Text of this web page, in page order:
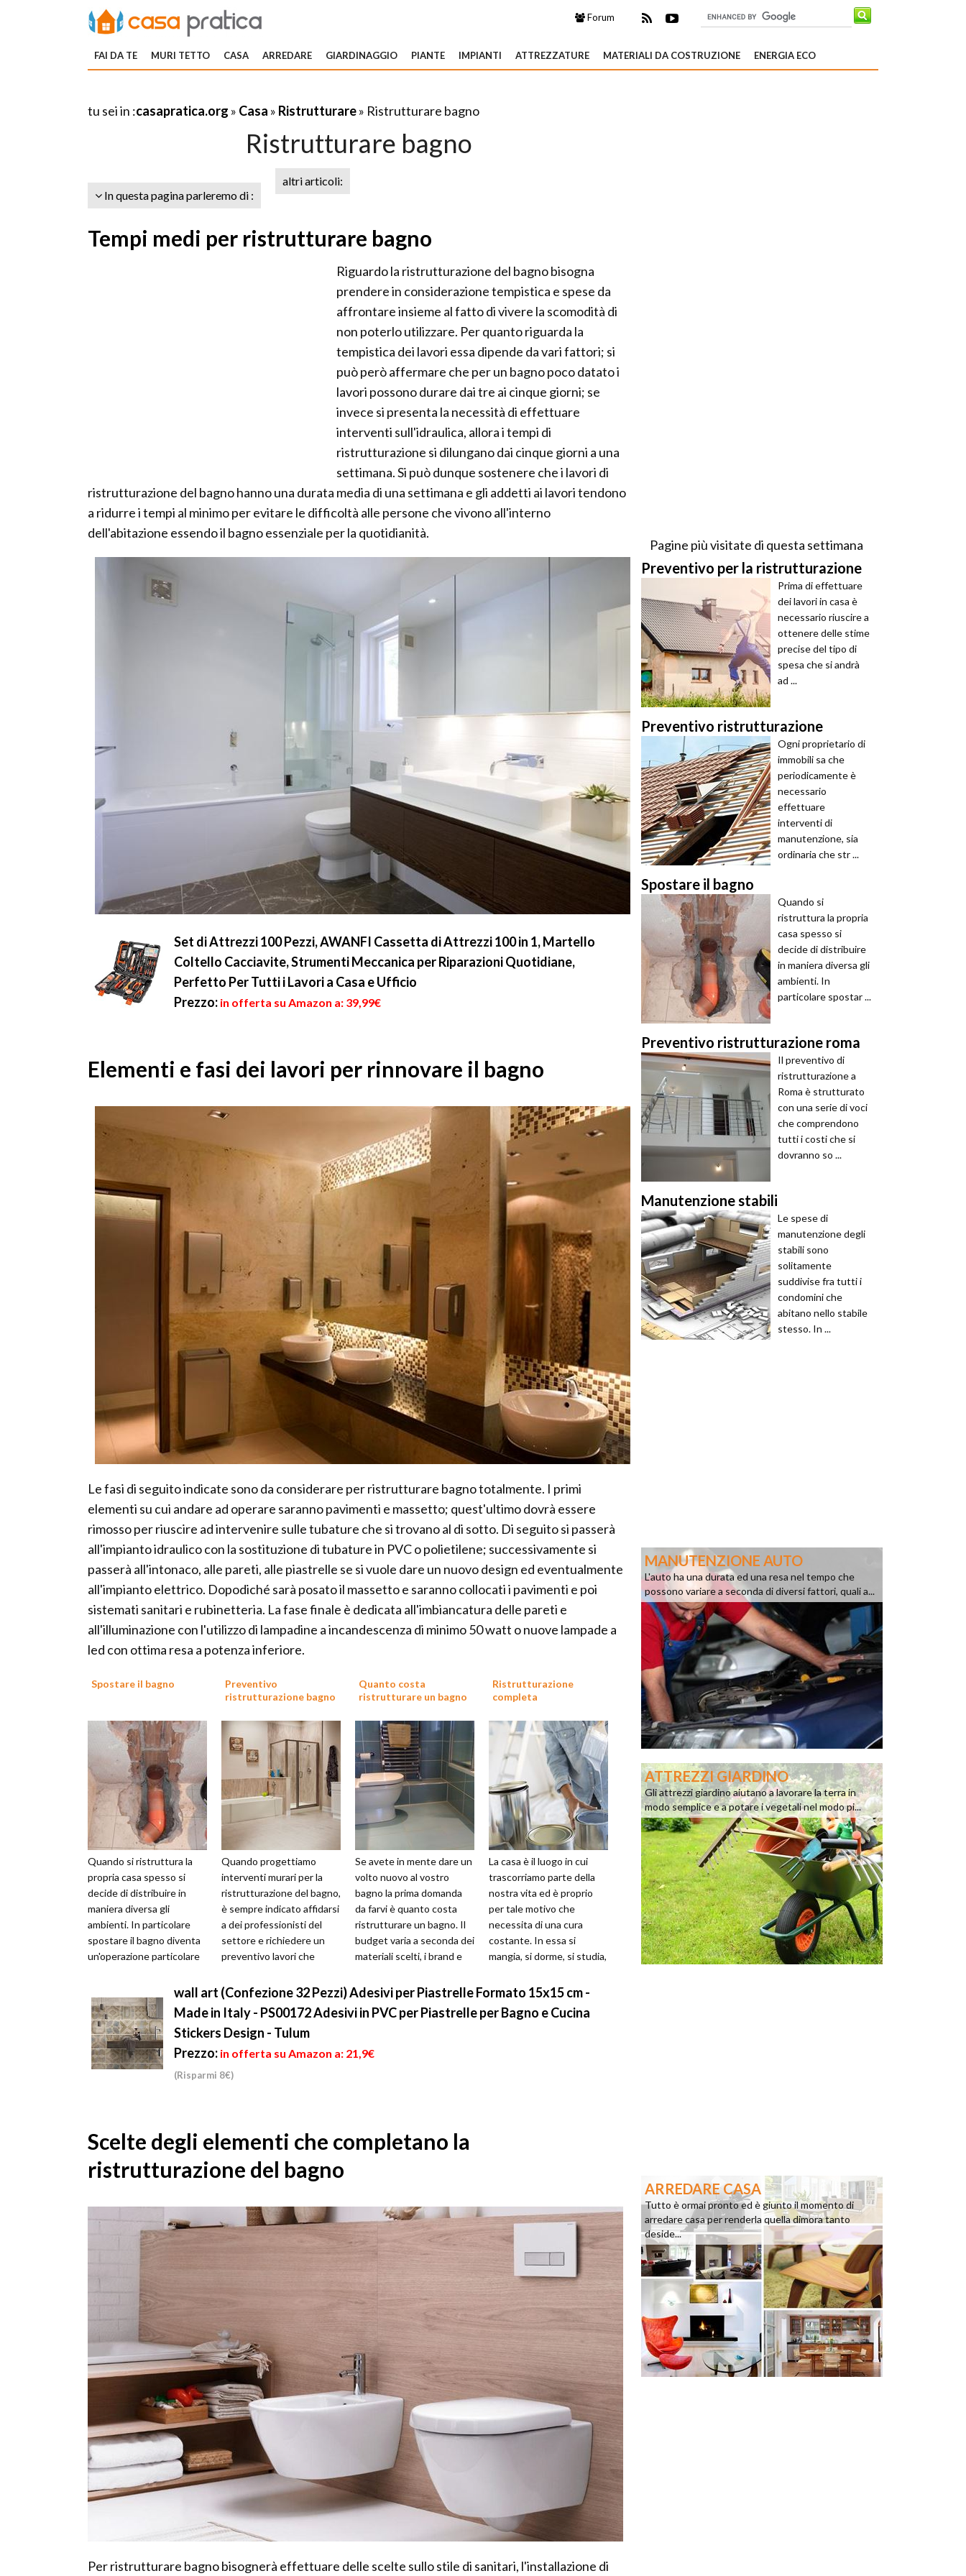
Forum
FAI DA TE MURI TETTO CASA ARREDARE GIARDINAGGIO PIANTE IMPIANTI ATTREZZATURE MATERIALI DA COSTRUZIONE ENERGIA ECO
tu sei in :casapratica.org » Casa » Ristrutturare» Ristrutturare bagno
Ristrutturare bagno
In questa pagina parleremo di :
altri articoli:
Tempi medi per ristrutturare bagno
Riguardo la ristrutturazione del bagno bisogna
prendere in considerazione tempistica e spese da
affrontare insieme al fatto di vivere la scomodità di
non poterlo utilizzare. Per quanto riguarda la
tempistica dei lavori essa dipende da vari fattori; si
può però affermare che per un bagno poco datato i
lavori possono durare dai tre ai cinque giorni; se
invece si presenta la necessità di effettuare
interventi sull'idraulica, allora i tempi di
ristrutturazione si dilungano dai cinque giorni a una
settimana. Si può dunque sostenere che i lavori di
ristrutturazione del bagno hanno una durata media di una settimana e gli addetti ai lavori tendono
a ridurre i tempi al minimo per evitare le difficoltà alle persone che vivono all'interno
dell'abitazione essendo il bagno essenziale per la quotidianità.
Set di Attrezzi 100 Pezzi, AWANFI Cassetta di Attrezzi 100 in 1, Martello
Coltello Cacciavite, Strumenti Meccanica per Riparazioni Quotidiane,
Perfetto Per Tutti i Lavori a Casa e Ufficio
Prezzo: in offerta su Amazon a: 39,99€
Elementi e fasi dei lavori per rinnovare il bagno
Le fasi di seguito indicate sono da considerare per ristrutturare bagno totalmente. I primi
elementi su cui andare ad operare saranno pavimenti e massetto; quest'ultimo dovrà essere
rimosso per riuscire ad intervenire sulle tubature che si trovano al di sotto. Di seguito si passerà
all'impianto idraulico con la sostituzione di tubature in PVC o polietilene; successivamente si
passerà all'intonaco, alle pareti, alle piastrelle se si vuole dare un nuovo design ed eventualmente
all'impianto elettrico. Dopodiché sarà posato il massetto e saranno collocati i pavimenti e poi
sistemati sanitari e rubinetteria. La fase finale è dedicata all'imbiancatura delle pareti e
all'illuminazione con l'utilizzo di lampadine a incandescenza di minimo 50 watt o nuove lampade a
led con ottima resa a potenza inferiore.
Spostare il bagno
Quando si ristruttura la
propria casa spesso si
decide di distribuire in
maniera diversa gli
ambienti. In particolare
spostare il bagno diventa
un'operazione particolare
Preventivo
ristrutturazione bagno
Quando progettiamo
interventi murari per la
ristrutturazione del bagno,
è sempre indicato affidarsi
a dei professionisti del
settore e richiedere un
preventivo lavori che
tip...
Quanto costa
ristrutturare un bagno
Se avete in mente dare un
volto nuovo al vostro
bagno la prima domanda
da farvi è quanto costa
ristrutturare un bagno. Il
budget varia a seconda dei
materiali scelti, i brand e
Ristrutturazione
completa
La casa è il luogo in cui
trascorriamo parte della
nostra vita ed è proprio
per tale motivo che
necessita di una cura
costante. In essa si
mangia, si dorme, si studia,
ospit...
wall art (Confezione 32 Pezzi) Adesivi per Piastrelle Formato 15x15 cm -
Made in Italy - PS00172 Adesivi in PVC per Piastrelle per Bagno e Cucina
Stickers Design - Tulum
Prezzo: in offerta su Amazon a: 21,9€
(Risparmi 8€)
Scelte degli elementi che completano la
ristrutturazione del bagno
Per ristrutturare bagno bisognerà effettuare delle scelte sullo stile di sanitari, l'installazione di
Pagine più visitate di questa settimana
Preventivo per la ristrutturazione
Prima di effettuare
dei lavori in casa è
necessario riuscire a
ottenere delle stime
precise del tipo di
spesa che si andrà
ad ...
Preventivo ristrutturazione
Ogni proprietario di
immobili sa che
periodicamente è
necessario
effettuare
interventi di
manutenzione, sia
ordinaria che str ...
Spostare il bagno
Quando si
ristruttura la propria
casa spesso si
decide di distribuire
in maniera diversa gli
ambienti. In
particolare spostar ...
Preventivo ristrutturazione roma
Il preventivo di
ristrutturazione a
Roma è strutturato
con una serie di voci
che comprendono
tutti i costi che si
dovranno so ...
Manutenzione stabili
Le spese di
manutenzione degli
stabili sono
solitamente
suddivise fra tutti i
condomini che
abitano nello stabile
stesso. In ...
MANUTENZIONE AUTO
L'auto ha una durata ed una resa nel tempo che
possono variare a seconda di diversi fattori, quali a...
ATTREZZI GIARDINO
Gli attrezzi giardino aiutano a lavorare la terra in
modo semplice e a potare i vegetali nel modo pi...
ARREDARE CASA
Tutto è ormai pronto ed è giunto il momento di
arredare casa per renderla quella dimora tanto
deside...